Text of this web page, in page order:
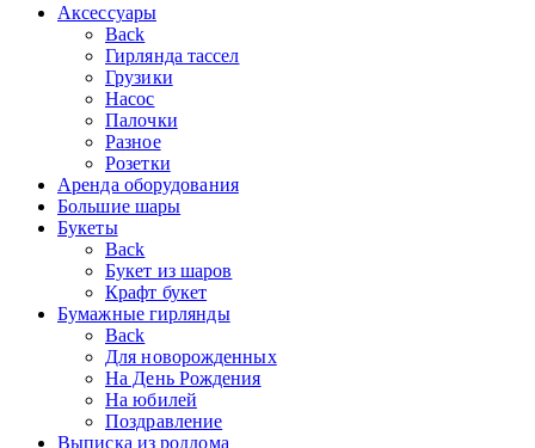
Аксессуары
Back
Гирлянда тассел
Грузики
Насос
Палочки
Разное
Розетки
Аренда оборудования
Большие шары
Букеты
Back
Букет из шаров
Крафт букет
Бумажные гирлянды
Back
Для новорожденных
На День Рождения
На юбилей
Поздравление
Выписка из роддома